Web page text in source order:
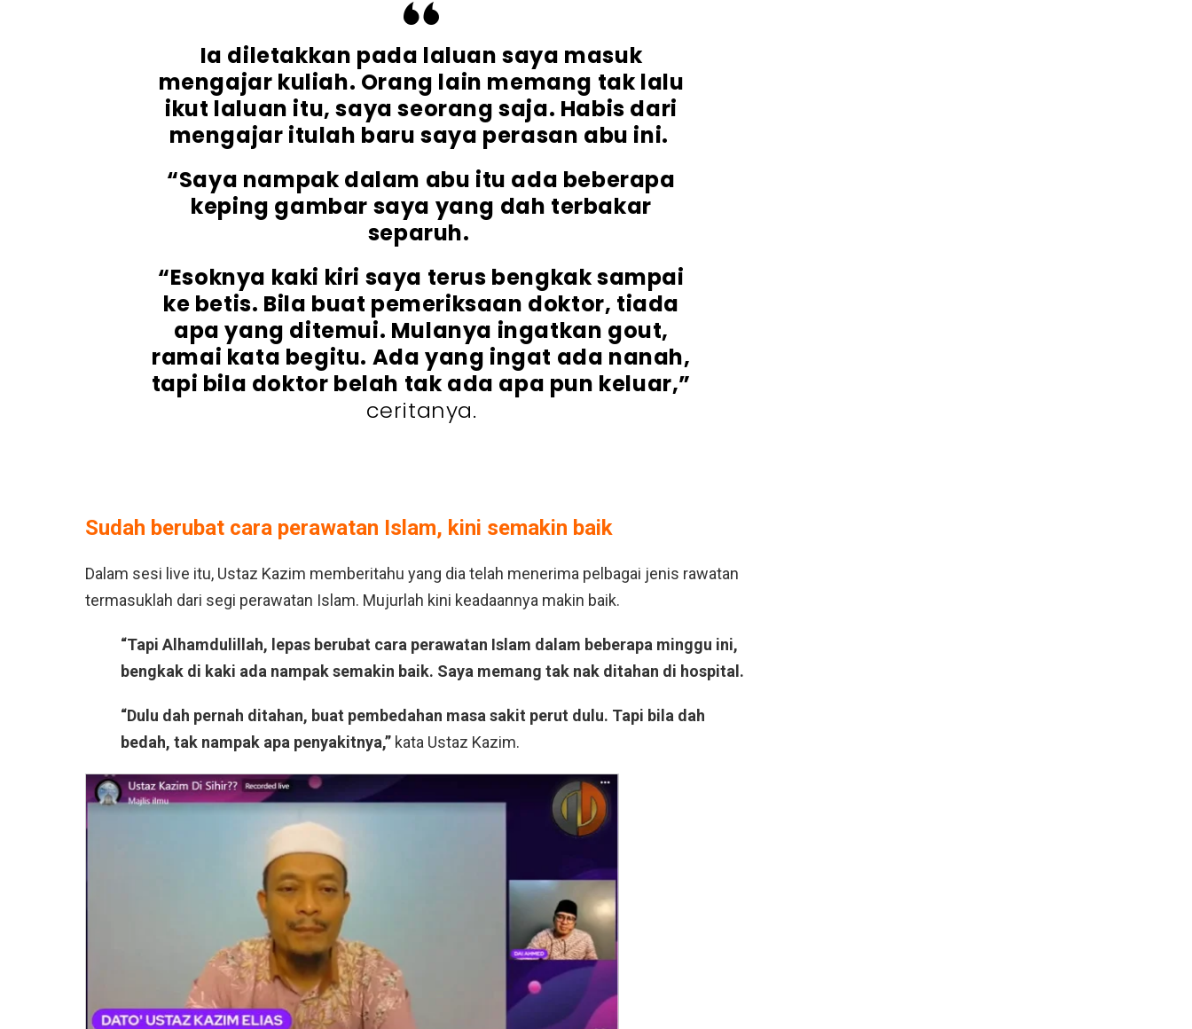
Ia diletakkan pada laluan saya masuk
mengajar kuliah. Orang lain memang tak lalu
ikut laluan itu, saya seorang saja. Habis dari
mengajar itulah baru saya perasan abu ini.
“Saya nampak dalam abu itu ada beberapa
keping gambar saya yang dah terbakar
separuh.
“Esoknya kaki kiri saya terus bengkak sampai
ke betis. Bila buat pemeriksaan doktor, tiada
apa yang ditemui. Mulanya ingatkan gout,
ramai kata begitu. Ada yang ingat ada nanah,
tapi bila doktor belah tak ada apa pun keluar,”
ceritanya.
Sudah berubat cara perawatan Islam, kini semakin baik
Dalam sesi live itu, Ustaz Kazim memberitahu yang dia telah menerima pelbagai jenis rawatan
termasuklah dari segi perawatan Islam. Mujurlah kini keadaannya makin baik.
“Tapi Alhamdulillah, lepas berubat cara perawatan Islam dalam beberapa minggu ini,
bengkak di kaki ada nampak semakin baik. Saya memang tak nak ditahan di hospital.
“Dulu dah pernah ditahan, buat pembedahan masa sakit perut dulu. Tapi bila dah
bedah, tak nampak apa penyakitnya,” kata Ustaz Kazim.